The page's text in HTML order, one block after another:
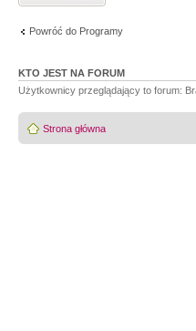
Powróć do Programy
KTO JEST NA FORUM
Użytkownicy przeglądający to forum:
Strona główna